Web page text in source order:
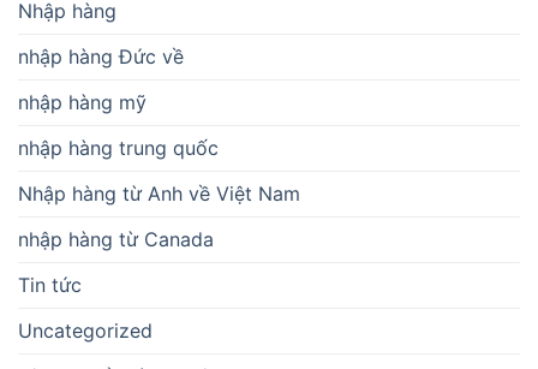
Nhập hàng
nhập hàng Đức về
nhập hàng mỹ
nhập hàng trung quốc
Nhập hàng từ Anh về Việt Nam
nhập hàng từ Canada
Tin tức
Uncategorized